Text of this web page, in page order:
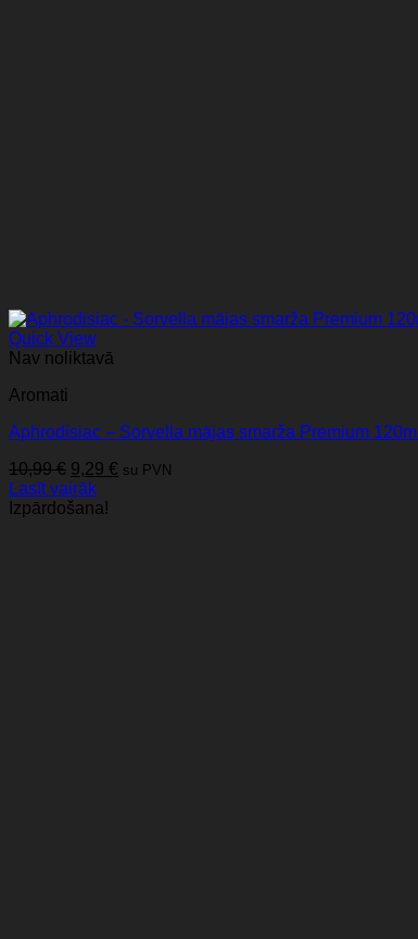
Quick View
Nav noliktavā
Aromati
Aphrodisiac – Sorvella mājas smarža Premium 120ml
10,99€ Original
price
was:
9,29 € Current
su PVN
Lasīt vairāk
Izpārdošana!